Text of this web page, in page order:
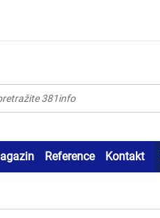
Reference Kontakt